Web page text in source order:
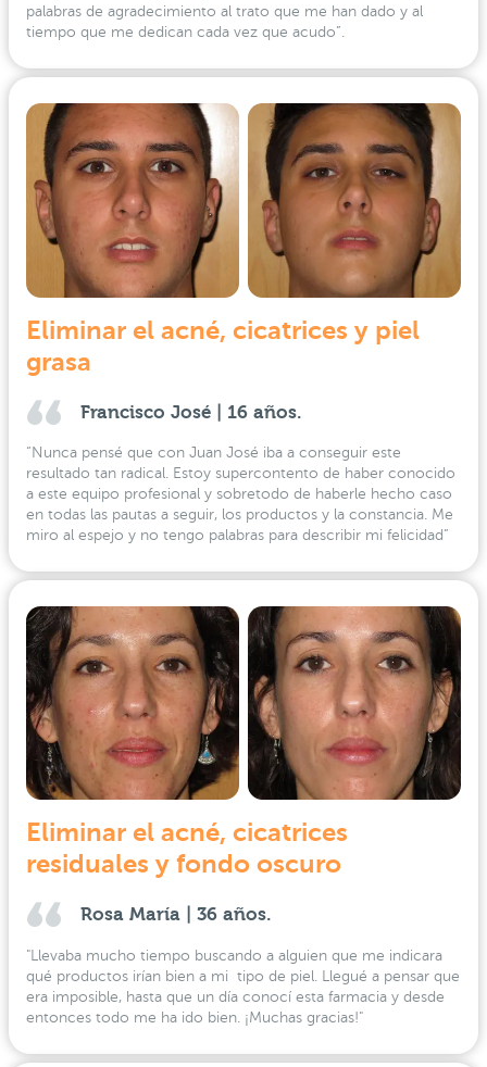
palabras de agradecimiento al trato que me han dado y al
tiempo que me dedican cada vez que acudo”.
Eliminar el acné, cicatrices y piel
grasa
Francisco José | 16 años.
“Nunca pensé que con Juan José iba a conseguir este
resultado tan radical. Estoy supercontento de haber conocido
a este equipo profesional y sobretodo de haberle hecho caso
en todas las pautas a seguir, los productos y la constancia. Me
miro al espejo y no tengo palabras para describir mi felicidad”
Eliminar el acné, cicatrices
residuales y fondo oscuro
Rosa María | 36 años.
"Llevaba mucho tiempo buscando a alguien que me indicara
qué productos irían bien a mi tipo de piel. Llegué a pensar que
era imposible, hasta que un día conocí esta farmacia y desde
entonces todo me ha ido bien. ¡Muchas gracias!"